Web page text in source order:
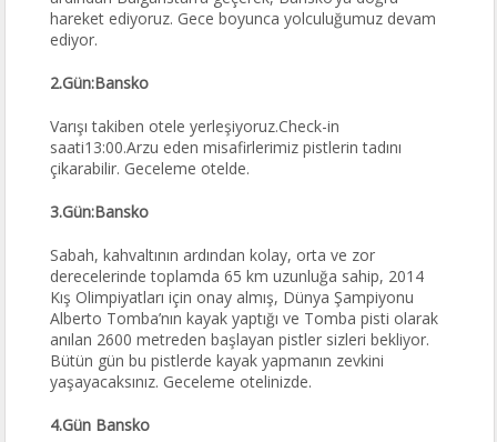
hareket ediyoruz. Gece boyunca yolculuğumuz devam
ediyor.
2.Gün:Bansko
Varışı takiben otele yerleşiyoruz.Check-in
saati13:00.Arzu eden misafirlerimiz pistlerin tadını
çikarabilir. Geceleme otelde.
3.Gün:Bansko
Sabah, kahvaltının ardından kolay, orta ve zor
derecelerinde toplamda 65 km uzunluğa sahip, 2014
Kış Olimpiyatları için onay almış, Dünya Şampiyonu
Alberto Tomba’nın kayak yaptığı ve Tomba pisti olarak
anılan 2600 metreden başlayan pistler sizleri bekliyor.
Bütün gün bu pistlerde kayak yapmanın zevkini
yaşayacaksınız. Geceleme otelinizde.
4.Gün Bansko